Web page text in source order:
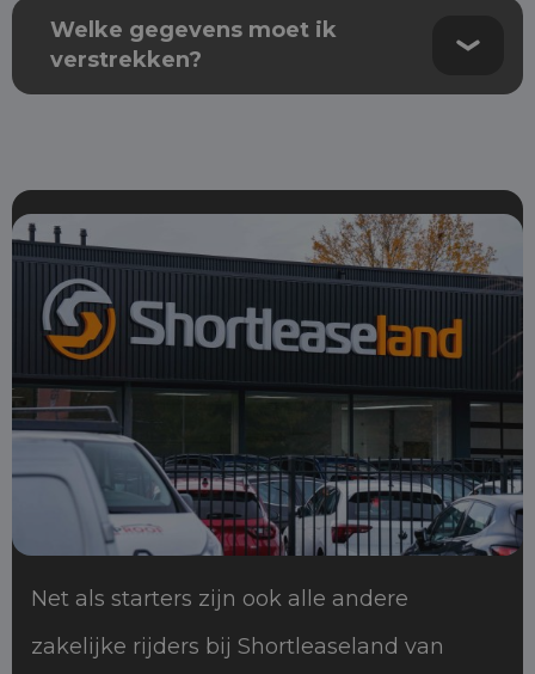
Welke gegevens moet ik
verstrekken?
Net als starters zijn ook alle andere
zakelijke rijders bij Shortleaseland van